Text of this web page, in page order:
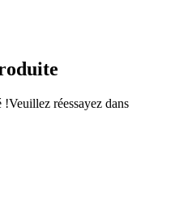
!Veuillez réessayez dans